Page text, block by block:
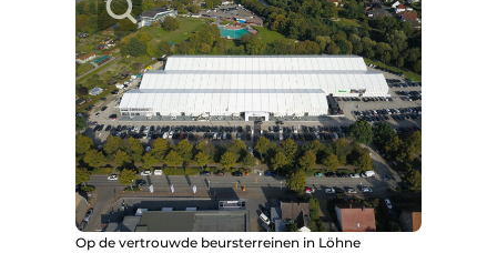
Op de vertrouwde beursterreinen in Löhne